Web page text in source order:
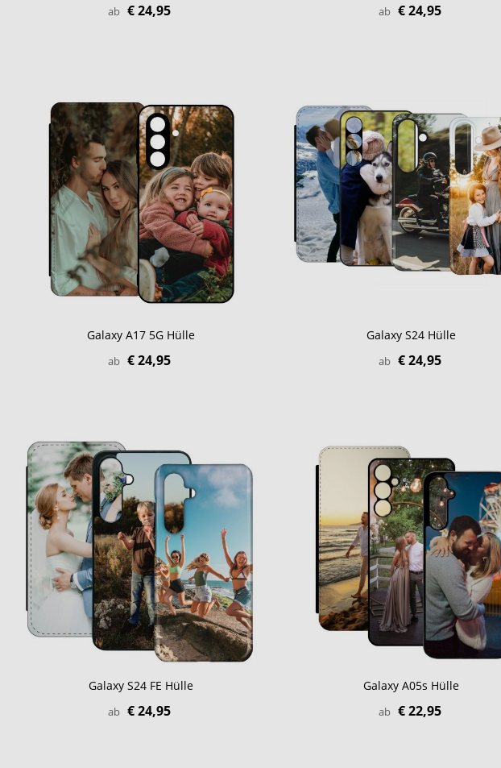
ab € 24,95 ab € 24,95
Galaxy A17 5G Hülle
ab € 24,95
Galaxy S24 Hülle
ab € 24,95
Galaxy S24 FE Hülle
ab € 24,95
Galaxy A05s Hülle
ab € 22,95